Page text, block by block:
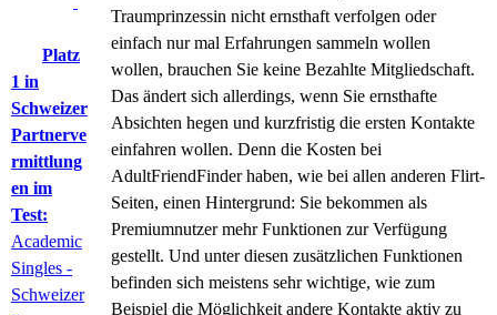
Traumprinzessin nicht ernsthaft verfolgen oder
einfach nur mal Erfahrungen sammeln wollen
wollen, brauchen Sie keine Bezahlte Mitgliedschaft.
Das ändert sich allerdings, wenn Sie ernsthafte
Absichten hegen und kurzfristig die ersten Kontakte
einfahren wollen. Denn die Kosten bei
AdultFriendFinder haben, wie bei allen anderen Flirt-
Seiten, einen Hintergrund: Sie bekommen als
Premiumnutzer mehr Funktionen zur Verfügung
gestellt. Und unter diesen zusätzlichen Funktionen
befinden sich meistens sehr wichtige, wie zum
Beispiel die Möglichkeit andere Kontakte aktiv zu
Platz
1 in
Schweizer
Partnerve
rmittlung
en im
Test:
Academic
Singles -
Schweizer